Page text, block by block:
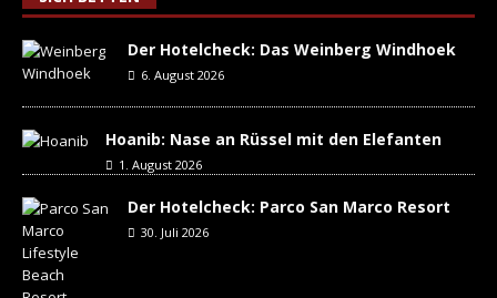
Der Hotelcheck: Das Weinberg Windhoek
6. August 2026
Hoanib: Nase an Rüssel mit den Elefanten
1. August 2026
Der Hotelcheck: Parco San Marco Resort
30. Juli 2026